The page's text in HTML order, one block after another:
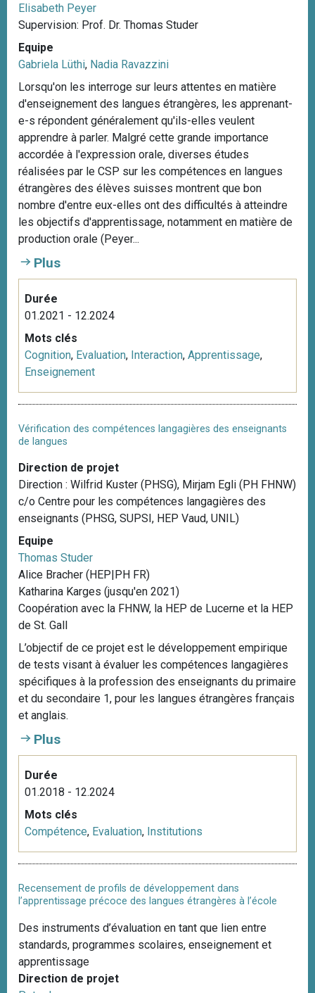
Elisabeth Peyer
Supervision: Prof. Dr. Thomas Studer
Equipe
Gabriela Lüthi, Nadia Ravazzini
Lorsqu'on les interroge sur leurs attentes en matière
d'enseignement des langues étrangères, les apprenant-
e-s répondent généralement qu'ils-elles veulent
apprendre à parler. Malgré cette grande importance
accordée à l'expression orale, diverses études
réalisées par le CSP sur les compétences en langues
étrangères des élèves suisses montrent que bon
nombre d'entre eux-elles ont des difficultés à atteindre
les objectifs d'apprentissage, notamment en matière de
production orale (Peyer...
Plus
Durée
01.2021 - 12.2024
Mots clés
Cognition, Evaluation, Interaction, Apprentissage,
Enseignement
Vérification des compétences langagières des enseignants
de langues
Direction de projet
Direction : Wilfrid Kuster (PHSG), Mirjam Egli (PH FHNW)
c/o Centre pour les compétences langagières des
enseignants (PHSG, SUPSI, HEP Vaud, UNIL)
Equipe
Thomas Studer
Alice Bracher (HEP|PH FR)
Katharina Karges (jusqu'en 2021)
Coopération avec la FHNW, la HEP de Lucerne et la HEP
de St. Gall
L’objectif de ce projet est le développement empirique
de tests visant à évaluer les compétences langagières
spécifiques à la profession des enseignants du primaire
et du secondaire 1, pour les langues étrangères français
et anglais.
Plus
Durée
01.2018 - 12.2024
Mots clés
Compétence, Evaluation, Institutions
Recensement de profils de développement dans
l’apprentissage précoce des langues étrangères à l’école
Des instruments d’évaluation en tant que lien entre
standards, programmes scolaires, enseignement et
apprentissage
Direction de projet